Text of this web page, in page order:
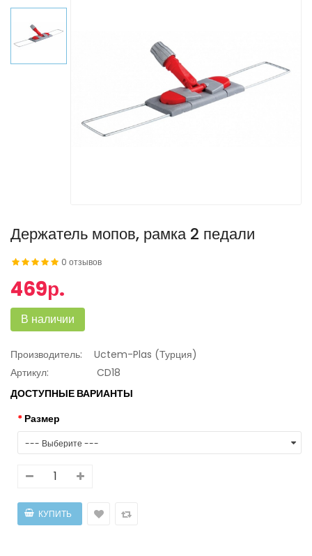
Держатель мопов, рамка 2 педали
0 отзывов
469р.
В наличии
Производитель:
Uctem-Plas (Турция)
Артикул:
CD18
ДОСТУПНЫЕ ВАРИАНТЫ
Размер